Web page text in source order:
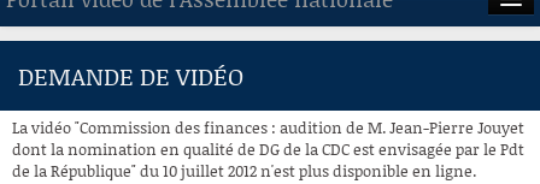
ACCUEIL
À LA DEMANDE
DEMANDE DE VIDÉO
La vidéo "Commission des finances : audition de M. Jean-Pierre Jouyet
dont la nomination en qualité de DG de la CDC est envisagée par le Pdt
de la République" du 10 juillet 2012 n'est plus disponible en ligne.